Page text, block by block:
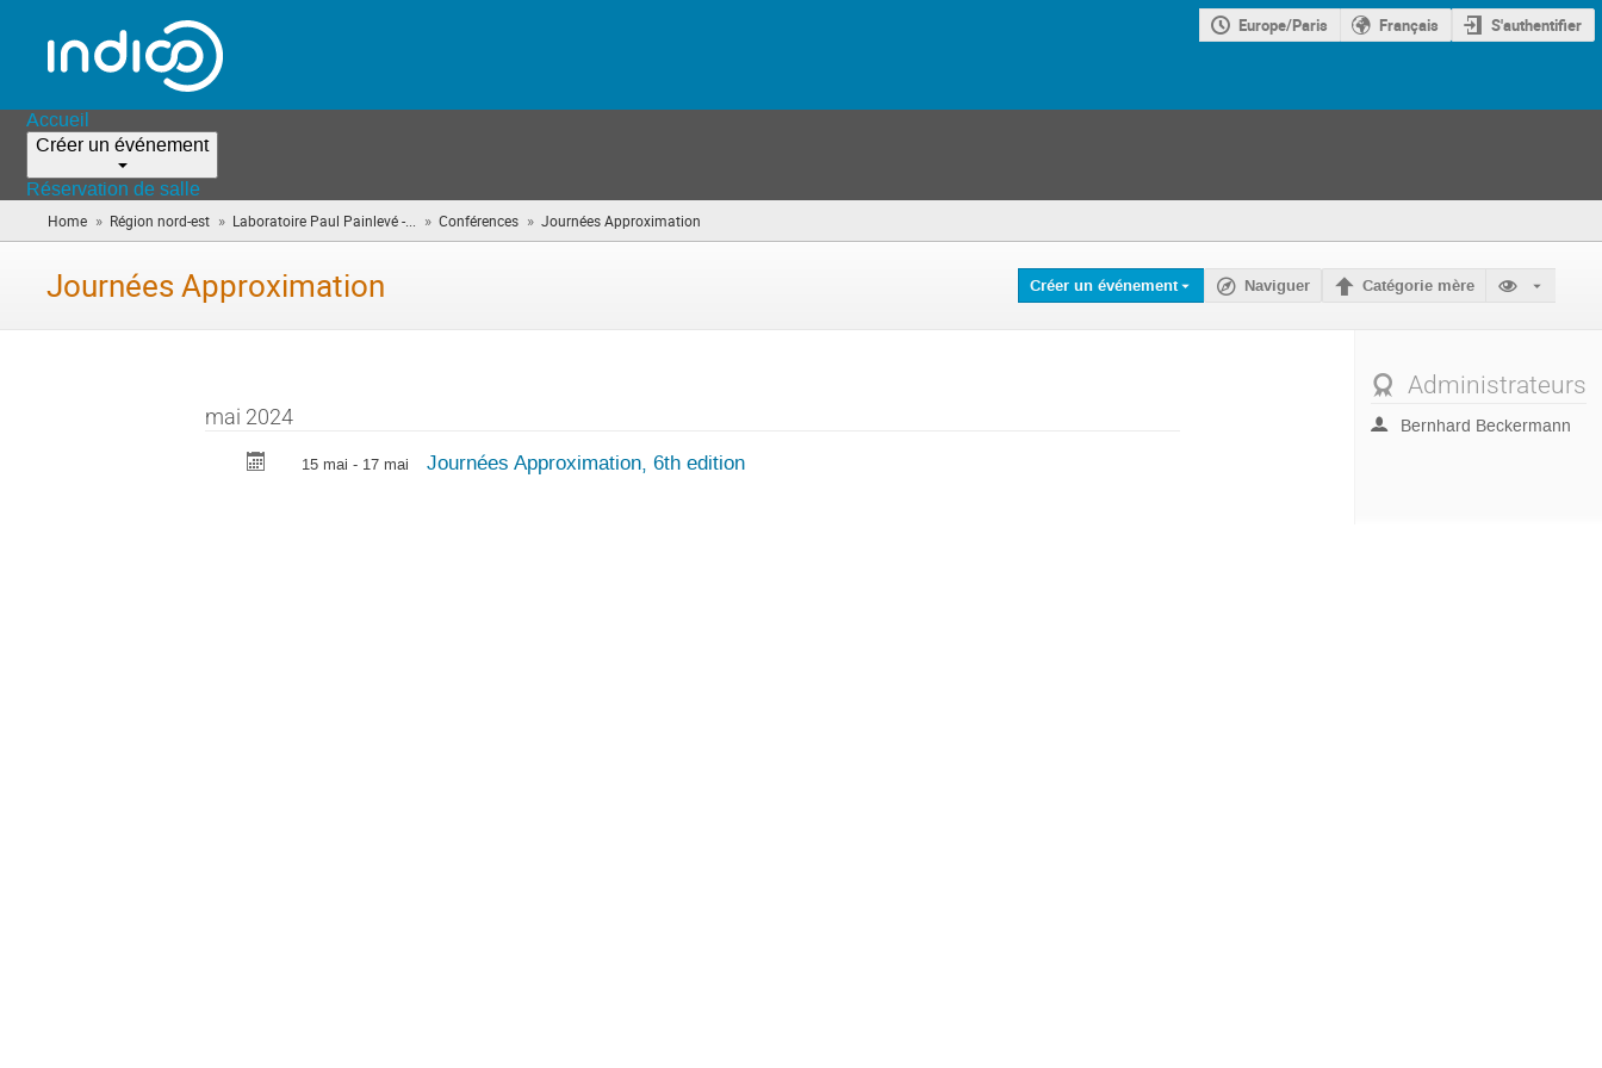
Europe/Paris Français S'authentifier
Accueil
Créer un événement
Réservation de salle
Home » Région nord-est » Laboratoire Paul Painlevé -... » Conférences » Journées Approximation
êtes
Journées Approximation Créer un événement Naviguer Catégorie mère
mai 2024
15 mai - 17 mai Journées Approximation, 6th edition
Administrateurs
Bernhard Beckermann